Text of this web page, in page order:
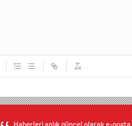
Haberleri anlık güncel olarak e-